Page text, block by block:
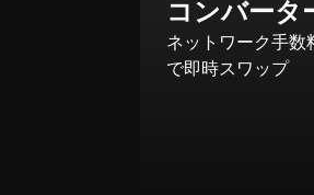
コンバータ
ネットワーク手数
で即時スワップ